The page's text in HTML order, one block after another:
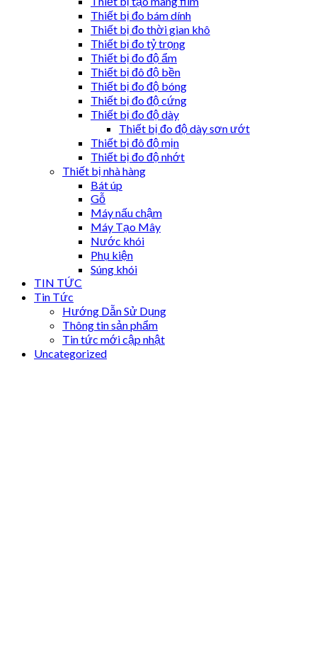
Thiết bị đo bám dính
Thiết bị đo thời gian khô
Thiết bị đo tỷ trọng
Thiết bị đo độ ẩm
Thiết bị đô độ bền
Thiết bị đo độ bóng
Thiết bị đo độ cứng
Thiết bị đo độ dày
Thiết bị đo độ dày sơn ướt
Thiết bị đô độ mịn
Thiết bị đo độ nhớt
Thiết bị nhà hàng
Bát úp
Gỗ
Máy nấu chậm
Máy Tạo Mây
Nước khói
Phụ kiện
Súng khói
TIN TỨC
Tin Tức
Hướng Dẫn Sử Dụng
Thông tin sản phẩm
Tin tức mới cập nhật
Uncategorized